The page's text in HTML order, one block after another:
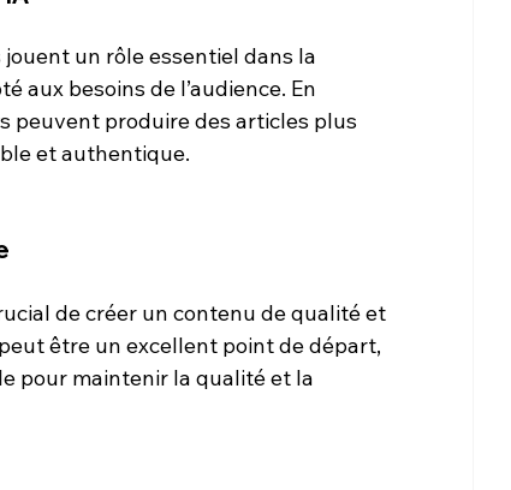
un rôle essentiel dans la
aux besoins de l’audience. En
peuvent produire des articles plus
et authentique.
de créer un contenu de qualité et
être un excellent point de départ,
pour maintenir la qualité et la